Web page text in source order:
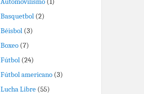
Basquetbol (2)
Béisbol (3)
Boxeo (7)
Fútbol (24)
Fútbol americano (3)
Lucha Libre (55)